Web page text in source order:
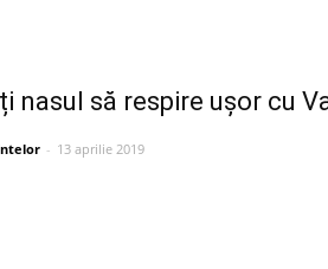
nasul să respire ușor cu
- 13 aprilie 2019